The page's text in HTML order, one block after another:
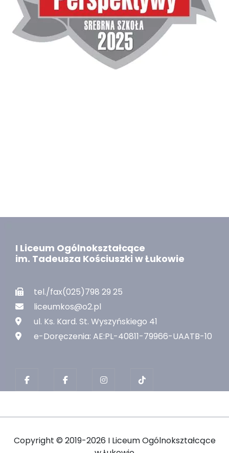
I Liceum Ogólnokształcące
im. Tadeusza Kościuszki w Łukowie
tel./fax(025)798 29 25
liceumkos@o2.pl
ul. Ks. Kard. St. Wyszyńskiego 41
e-Doręczenia: AE:PL-40811-79966-UAATB-10
Copyright © 2019-2026 I Liceum Ogólnokształcące